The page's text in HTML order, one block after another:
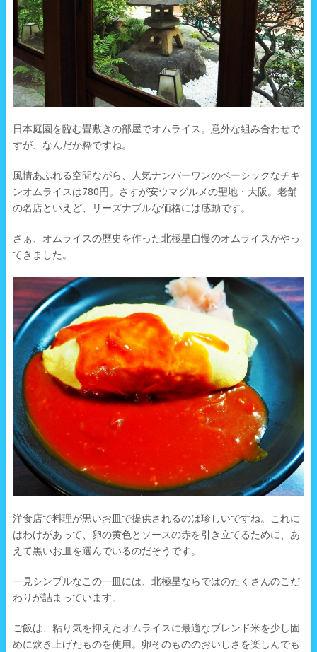
日本庭園を臨む畳敷きの部屋でオムライス。意外な組み合わせで
すが、なんだか粋ですね。
風情あふれる空間ながら、人気ナンバーワンのベーシックなチキ
ンオムライスは780円。さすが安ウマグルメの聖地・大阪。老舗
の名店といえど、リーズナブルな価格には感動です。
さぁ、オムライスの歴史を作った北極星自慢のオムライスがやっ
てきました。
洋食店で料理が黒いお皿で提供されるのは珍しいですね。これに
はわけがあって、卵の黄色とソースの赤を引き立てるために、あ
えて黒いお皿を選んでいるのだそうです。
一見シンプルなこの一皿には、北極星ならではのたくさんのこだ
わりが詰まっています。
ご飯は、粘り気を抑えたオムライスに最適なブレンド米を少し固
めに炊き上げたものを使用。卵そのもののおいしさを楽しんでも